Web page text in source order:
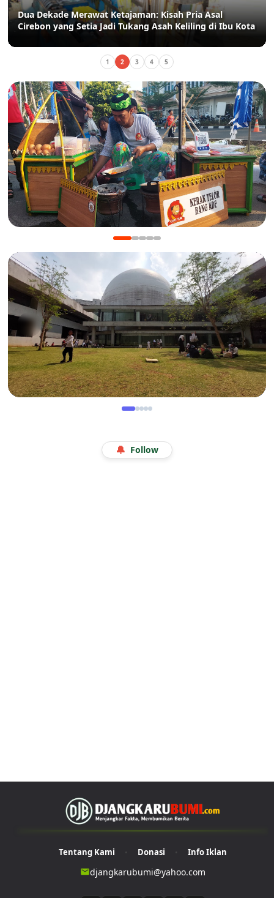
Dua Dekade Merawat Ketajaman: Kisah Pria Asal
Cirebon yang Setia Jadi Tukang Asah Keliling di Ibu Kota
1 2 3 4 5
Manis Gurih Jakarta Festival Sukapura: Menikmati
Legenda 18 Tahun Kerak Telor Bang Ade
Menjelajah Angkasa di Kala Libur Sekolah: Serunya
Eduwisata Edukatif di Planetarium Jakarta
🔔 Follow
Tentang Kami • Donasi • Info Iklan
djangkarubumi@yahoo.com